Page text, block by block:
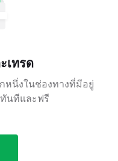
เทรด
หนึ่งในช่องทางที่มีอยู่
ทันทีและฟรี